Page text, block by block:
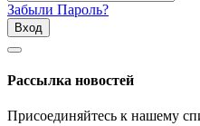
Забыли Пароль?
Вход
Рассылка новостей
Присоединяйтесь к нашему